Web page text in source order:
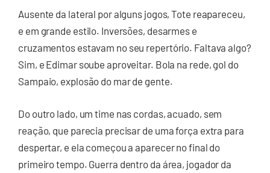
Ausente da lateral por alguns jogos, Tote reapareceu,
e em grande estilo. Inversões, desarmes e
cruzamentos estavam no seu repertório. Faltava algo?
Sim, e Edimar soube aproveitar. Bola na rede, gol do
Sampaio, explosão do mar de gente.
Do outro lado, um time nas cordas, acuado, sem
reação, que parecia precisar de uma força extra para
despertar, e ela começou a aparecer no final do
primeiro tempo. Guerra dentro da área, jogador da